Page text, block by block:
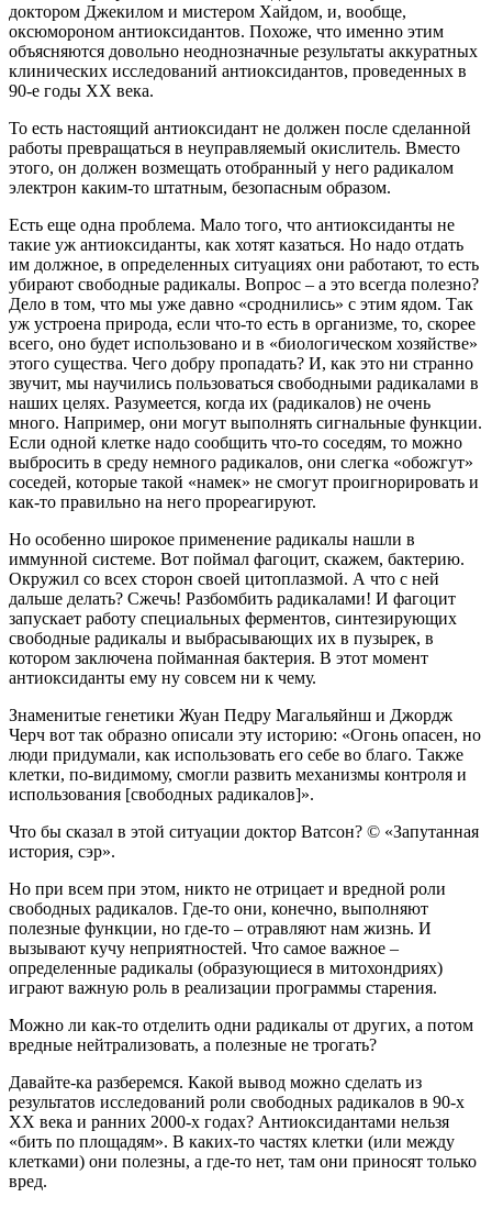
доктором Джекилом и мистером Хайдом, и, вообще,
оксюмороном антиоксидантов. Похоже, что именно этим
объясняются довольно неоднозначные результаты аккуратных
клинических исследований антиоксидантов, проведенных в
90-е годы XX века.
То есть настоящий антиоксидант не должен после сделанной
работы превращаться в неуправляемый окислитель. Вместо
этого, он должен возмещать отобранный у него радикалом
электрон каким-то штатным, безопасным образом.
Есть еще одна проблема. Мало того, что антиоксиданты не
такие уж антиоксиданты, как хотят казаться. Но надо отдать
им должное, в определенных ситуациях они работают, то есть
убирают свободные радикалы. Вопрос – а это всегда полезно?
Дело в том, что мы уже давно «сроднились» с этим ядом. Так
уж устроена природа, если что-то есть в организме, то, скорее
всего, оно будет использовано и в «биологическом хозяйстве»
этого существа. Чего добру пропадать? И, как это ни странно
звучит, мы научились пользоваться свободными радикалами в
наших целях. Разумеется, когда их (радикалов) не очень
много. Например, они могут выполнять сигнальные функции.
Если одной клетке надо сообщить что-то соседям, то можно
выбросить в среду немного радикалов, они слегка «обожгут»
соседей, которые такой «намек» не смогут проигнорировать и
как-то правильно на него прореагируют.
Но особенно широкое применение радикалы нашли в
иммунной системе. Вот поймал фагоцит, скажем, бактерию.
Окружил со всех сторон своей цитоплазмой. А что с ней
дальше делать? Сжечь! Разбомбить радикалами! И фагоцит
запускает работу специальных ферментов, синтезирующих
свободные радикалы и выбрасывающих их в пузырек, в
котором заключена пойманная бактерия. В этот момент
антиоксиданты ему ну совсем ни к чему.
Знаменитые генетики Жуан Педру Магальяйнш и Джордж
Черч вот так образно описали эту историю: «Огонь опасен, но
люди придумали, как использовать его себе во благо. Также
клетки, по-видимому, смогли развить механизмы контроля и
использования [свободных радикалов]».
Что бы сказал в этой ситуации доктор Ватсон? © «Запутанная
история, сэр».
Но при всем при этом, никто не отрицает и вредной роли
свободных радикалов. Где-то они, конечно, выполняют
полезные функции, но где-то – отравляют нам жизнь. И
вызывают кучу неприятностей. Что самое важное –
определенные радикалы (образующиеся в митохондриях)
играют важную роль в реализации программы старения.
Можно ли как-то отделить одни радикалы от других, а потом
вредные нейтрализовать, а полезные не трогать?
Давайте-ка разберемся. Какой вывод можно сделать из
результатов исследований роли свободных радикалов в 90-х
XX века и ранних 2000-х годах? Антиоксидантами нельзя
«бить по площадям». В каких-то частях клетки (или между
клетками) они полезны, а где-то нет, там они приносят только
вред.